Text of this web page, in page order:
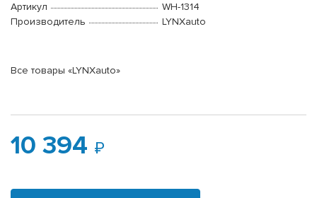
Артикул
WH-1314
Производитель
LYNXauto
Все товары «LYNXauto»
10 394